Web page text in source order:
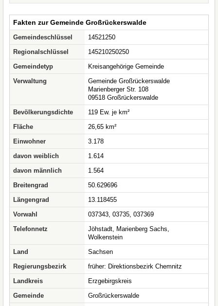
Fakten zur Gemeinde Großrückerswalde
Gemeindeschlüssel
14521250
Regionalschlüssel
145210250250
Gemeindetyp
Kreisangehörige Gemeinde
Verwaltung
Gemeinde Großrückerswalde
Marienberger Str. 108
09518 Großrückerswalde
Bevölkerungsdichte
119 Ew. je km²
Fläche
26,65 km²
Einwohner
3.178
davon weiblich
1.614
davon männlich
1.564
Breitengrad
50.629696
Längengrad
13.118455
Vorwahl
037343, 03735, 037369
Telefonnetz
Jöhstadt, Marienberg Sachs,
Wolkenstein
Land
Sachsen
Regierungsbezirk
früher: Direktionsbezirk Chemnitz
Landkreis
Erzgebirgskreis
Gemeinde
Großrückerswalde